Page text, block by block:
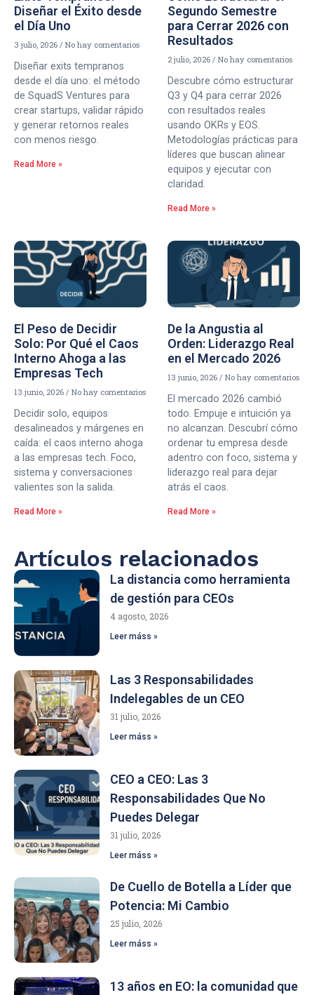
Diseñar el Éxito desde
el Día Uno
3 julio, 2026 No hay comentarios
Diseñar exits tempranos
desde el día uno: el método
de SquadS Ventures para
crear startups, validar rápido
y generar retornos reales
con menos riesgo.
Read More »
Segundo Semestre
para Cerrar 2026 con
Resultados
2 julio, 2026 No hay comentarios
Descubre cómo estructurar
Q3 y Q4 para cerrar 2026
con resultados reales
usando OKRs y EOS.
Metodologías prácticas para
líderes que buscan alinear
equipos y ejecutar con
claridad.
Read More »
El Peso de Decidir
Solo: Por Qué el Caos
Interno Ahoga a las
Empresas Tech
13 junio, 2026 No hay comentarios
Decidir solo, equipos
desalineados y márgenes en
caída: el caos interno ahoga
a las empresas tech. Foco,
sistema y conversaciones
valientes son la salida.
Read More »
De la Angustia al
Orden: Liderazgo Real
en el Mercado 2026
13 junio, 2026 No hay comentarios
El mercado 2026 cambió
todo. Empuje e intuición ya
no alcanzan. Descubrí cómo
ordenar tu empresa desde
adentro con foco, sistema y
liderazgo real para dejar
atrás el caos.
Read More »
Artículos relacionados
La distancia como herramienta
de gestión para CEOs
4 agosto, 2026
Leer máss »
Las 3 Responsabilidades
Indelegables de un CEO
31 julio, 2026
Leer máss »
CEO a CEO: Las 3
Responsabilidades Que No
Puedes Delegar
31 julio, 2026
Leer máss »
De Cuello de Botella a Líder que
Potencia: Mi Cambio
25 julio, 2026
Leer máss »
13 años en EO: la comunidad que